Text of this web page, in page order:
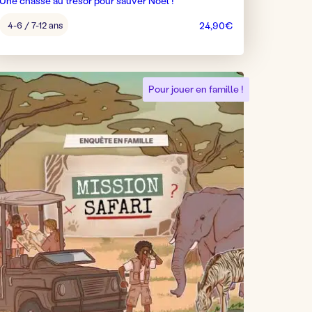
pour
4-6 / 7-12 ans 24,90€
Pour jouer en famille !